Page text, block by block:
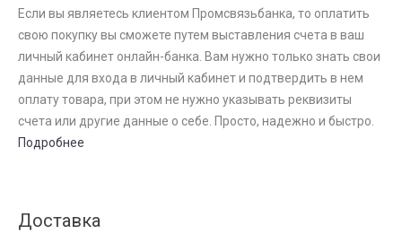
Если вы являетесь клиентом Промсвязьбанка, то оплатить
свою покупку вы сможете путем выставления счета в ваш
личный кабинет онлайн-банка. Вам нужно только знать свои
данные для входа в личный кабинет и подтвердить в нем
оплату товара, при этом не нужно указывать реквизиты
счета или другие данные о себе. Просто, надежно и быстро.
Подробнее
Доставка